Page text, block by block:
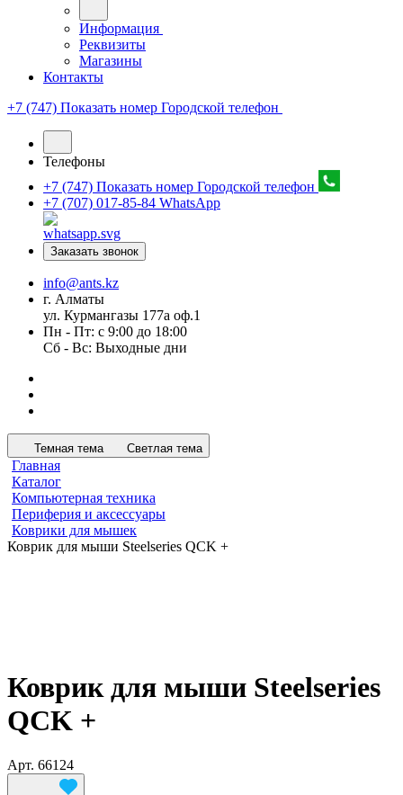
Информация
Реквизиты
Магазины
Контакты
+7 (747) Показать номер Городской телефон
Телефоны
+7 (747) Показать номер Городской телефон
+7 (707) 017-85-84 WhatsApp
Заказать звонок
info@ants.kz
г. Алматы
ул. Курмангазы 177а оф.1
Пн - Пт: с 9:00 до 18:00
Сб - Вс: Выходные дни
Темная тема Светлая тема
Главная
Каталог
Компьютерная техника
Периферия и аксессуары
Коврики для мышек
Коврик для мыши Steelseries QCK +
Коврик для мыши Steelseries
QCK +
Арт. 66124